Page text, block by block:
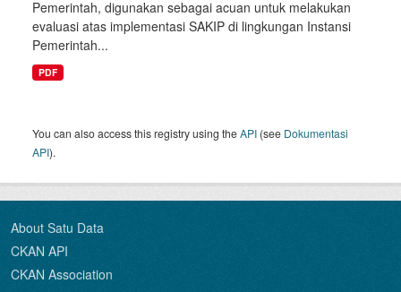
Pemerintah, digunakan sebagai acuan untuk melakukan
evaluasi atas implementasi SAKIP di lingkungan Instansi
Pemerintah...
PDF
You can also access this registry using theAPI (see Dokumentasi
API).
About Satu Data
CKAN API
CKAN Association